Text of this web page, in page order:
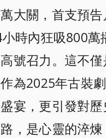
大關，首支預
時內狂吸800
號召力。這不
為2025年古裝
宴，更引發對
，是心靈的淬